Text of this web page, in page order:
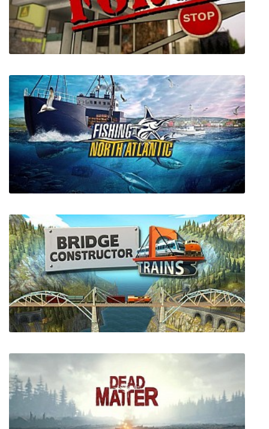
Border Force
Fishing: North Atlantic